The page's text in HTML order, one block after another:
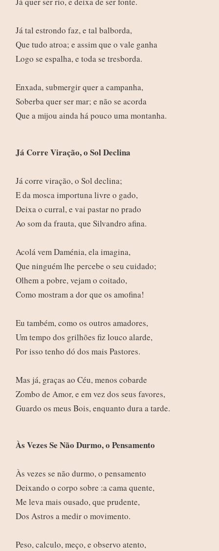
Já tal estrondo faz, e tal balborda,
Que tudo atroa; e assim que o vale ganha
Logo se espalha, e toda se tresborda.
Enxada, submergir quer a campanha,
Soberba quer ser mar; e não se acorda
Que a mijou ainda há pouco uma montanha.
Já Corre Viração, o Sol Declina
Já corre viração, o Sol declina;
E da mosca importuna livre o gado,
Deixa o curral, e vai pastar no prado
Ao som da frauta, que Silvandro afina.
Acolá vem Daménia, ela imagina,
Que ninguém lhe percebe o seu cuidado;
Olhem a pobre, vejam o coitado,
Como mostram a dor que os amofina!
Eu também, como os outros amadores,
Um tempo dos grilhões fiz louco alarde,
Por isso tenho dó dos mais Pastores.
Mas já, graças ao Céu, menos cobarde
Zombo de Amor, e em vez dos seus favores,
Guardo os meus Bois, enquanto dura a tarde.
Às Vezes Se Não Durmo, o Pensamento
Às vezes se não durmo, o pensamento
Deixando o corpo sobre :a cama quente,
Me leva mais ousado, que prudente,
Dos Astros a medir o movimento.
Peso, calculo, meço, e observo atento,